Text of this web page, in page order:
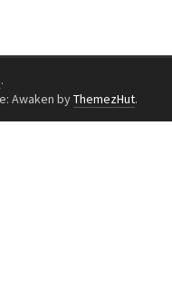
.
Awaken byThemezHut.